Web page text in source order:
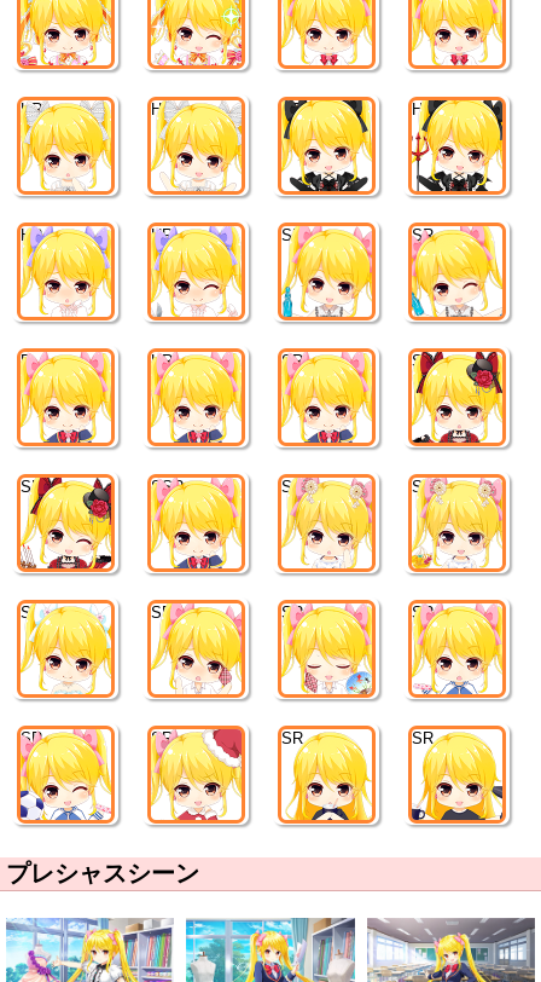
HR HR HR HR
HR HR SR SR
R HR SR SR
SR SSR SR SR
SR SR SR SR
SR SR SR SR
プレシャスシーン